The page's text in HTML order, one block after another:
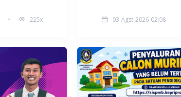
225x 03 Agst 2026 02:08